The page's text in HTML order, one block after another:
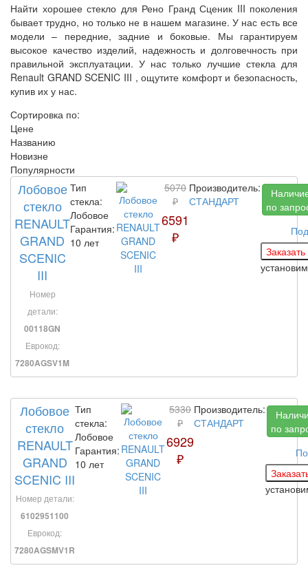
Найти хорошее стекло для Рено Гранд Сценик III поколения
бывает трудно, но только не в нашем магазине. У нас есть все
модели – передние, задние и боковые. Мы гарантируем
высокое качество изделий, надежность и долговечность при
правильной эксплуатации. У нас только лучшие стекла для
Renault GRAND SCENIC III , ощутите комфорт и безопасность,
купив их у нас.
Сортировка по:
Цене
Названию
Новизне
Популярности
Лобовое
стекло
RENAULT
GRAND
SCENIC
III
Номер
детали:
00118GN
Еврокод:
7280AGSV1M
Тип
стекла:
Лобовое
Гарантия:
10 лет
5070
₽
6591
₽
Производитель:
СТАНДАРТ
по
Лобовое
стекло
RENAULT
GRAND
SCENIC III
Номер детали:
6102951100
Еврокод:
7280AGSMV1R
Тип
стекла:
Лобовое
Гарантия:
10 лет
5330
₽
6929
₽
Производитель:
СТАНДАРТ
по